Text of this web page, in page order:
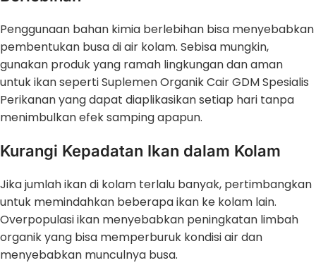
Penggunaan bahan kimia berlebihan bisa menyebabkan
pembentukan busa di air kolam. Sebisa mungkin,
gunakan produk yang ramah lingkungan dan aman
untuk ikan seperti Suplemen Organik Cair GDM Spesialis
Perikanan yang dapat diaplikasikan setiap hari tanpa
menimbulkan efek samping apapun.
Kurangi Kepadatan Ikan dalam Kolam
Jika jumlah ikan di kolam terlalu banyak, pertimbangkan
untuk memindahkan beberapa ikan ke kolam lain.
Overpopulasi ikan menyebabkan peningkatan limbah
organik yang bisa memperburuk kondisi air dan
menyebabkan munculnya busa.